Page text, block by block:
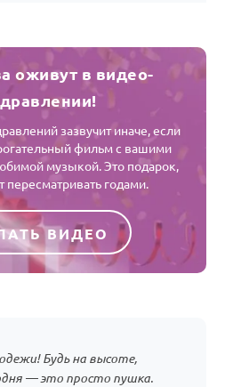
оживут в видео-
зазвучит иначе, если
фильм с вашими
музыкой. Это подарок,
пересматривать годами.
ВИДЕО
Будь на высоте,
— это просто пушка.